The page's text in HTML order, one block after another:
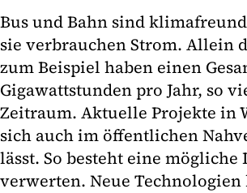
Bus und Bahn sind
sie verbrauchen Strom. Allein
zum Beispiel haben einen
Gigawattstunden pro Jahr, so
Zeitraum. Aktuelle Projekte in
sich auch im öffentlichen
lässt. So besteht eine
verwerten. Neue Technologien